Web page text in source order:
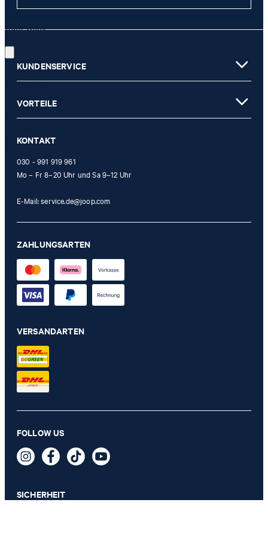
Box S mit Deckel JOOP! CORNFLOWER, Beige
79,00 €
inkl. MwSt
* Pflichtfeld
** Der Gutschein ist gültig ab einem Mindest-Kaufwert von 150 EUR
Stores eingelöst werden.
Gute Wahl!
KUNDENSERVICE
VORTEILE
KONTAKT
030 - 991 919 961
Mo – Fr 8–20 Uhr und Sa 9–12 Uhr
E-Mail:service.de@joop.com
ZAHLUNGSARTEN
VERSANDARTEN
FOLLOW US
SICHERHEIT